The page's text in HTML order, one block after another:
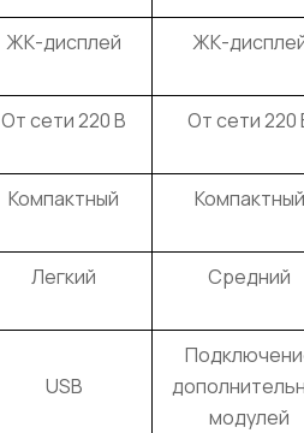
ЖК-дисплей ЖК-
От сети 220 В От сети 220
Компактный Компактный
Легкий Средний
USB
модулей